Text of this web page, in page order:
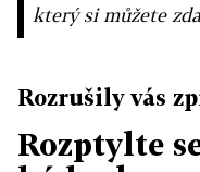
který si můžete
Rozrušily vás
Rozptylte